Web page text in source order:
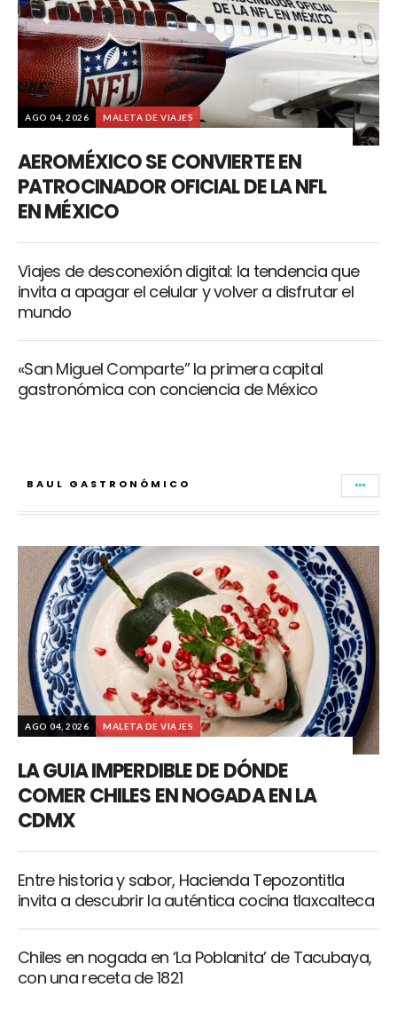
AGO 04, 2026 MALETA DE VIAJES
AEROMÉXICO SE CONVIERTE EN
PATROCINADOR OFICIAL DE LA NFL
EN MÉXICO
Viajes de desconexión digital: la tendencia que
invita a apagar el celular y volver a disfrutar el
mundo
«San Miguel Comparte” la primera capital
gastronómica con conciencia de México
BAUL GASTRONÓMICO
AGO 04, 2026 MALETA DE VIAJES
LA GUIA IMPERDIBLE DE DÓNDE
COMER CHILES EN NOGADA EN LA
CDMX
Entre historia y sabor, Hacienda Tepozontitla
invita a descubrir la auténtica cocina tlaxcalteca
Chiles en nogada en ‘La Poblanita’ de Tacubaya,
con una receta de 1821